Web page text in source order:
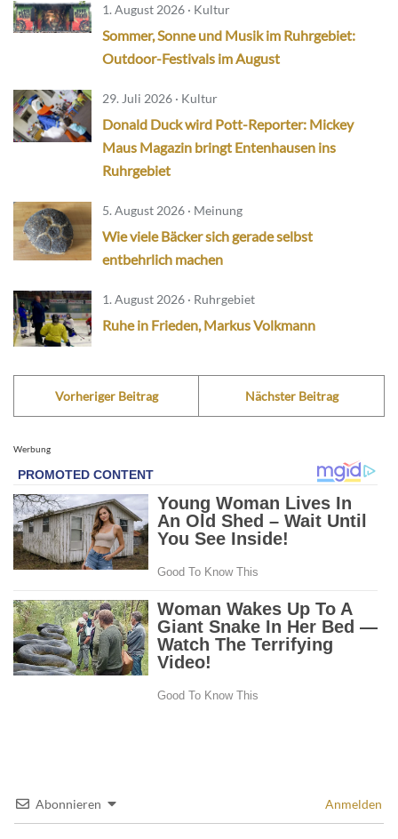
1. August 2026 · Kultur
Sommer, Sonne und Musik im Ruhrgebiet:
Outdoor-Festivals im August
29. Juli 2026 · Kultur
Donald Duck wird Pott-Reporter: Mickey
Maus Magazin bringt Entenhausen ins
Ruhrgebiet
5. August 2026 · Meinung
Wie viele Bäcker sich gerade selbst
entbehrlich machen
1. August 2026 · Ruhrgebiet
Ruhe in Frieden, Markus Volkmann
Vorheriger Beitrag Nächster Beitrag
Werbung
Abonnieren Anmelden